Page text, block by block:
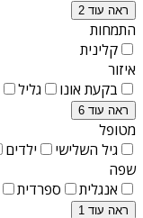
ראה עוד 2
התמחות
קלינית
איזור
בקעת אונו
גליל
ראה עוד 6
מטופל
גיל השלישי
ילדים
שפה
אנגלית
ספרדית
ראה עוד 1